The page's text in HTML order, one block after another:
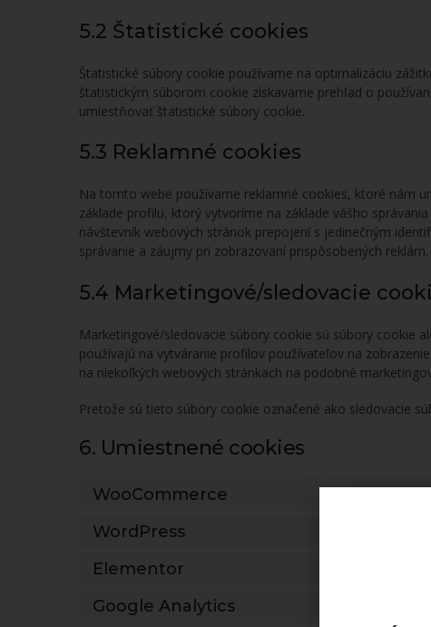
5.2 Štatistické cookies
Štatistické súbory cookie používame na optimalizáciu
štatistickým súborom cookie získavame prehľad o
umiestňovať štatistické súbory cookie.
5.3 Reklamné cookies
Na tomto webe používame reklamné cookies, ktoré nám
základe profilu, ktorý vytvoríme na základe vášho správania
návštevník webových stránok prepojení s jedinečným
správanie a záujmy pri zobrazovaní prispôsobených reklám.
5.4 Marketingové/sledovacie
Marketingové/sledovacie súbory cookie sú súbory cookie
používajú na vytváranie profilov používateľov na
na niekoľkých webových stránkach na podobné
Pretože sú tieto súbory cookie označené ako sledovacie
6. Umiestnené cookies
WooCommerce
WordPress
Elementor
Google Analytics